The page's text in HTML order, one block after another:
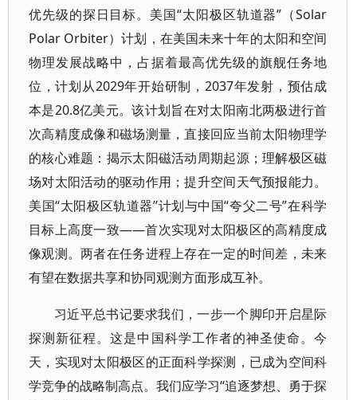
优先级的探日目标。美国“太阳极区轨道器”（Solar
Polar Orbiter）计划，在美国未来十年的太阳和空间
物理发展战略中，占据着最高优先级的旗舰任务地
位，计划从2029年开始研制，2037年发射，预估成
本是20.8亿美元。该计划旨在对太阳南北两极进行首
次高精度成像和磁场测量，直接回应当前太阳物理学
的核心难题：揭示太阳磁活动周期起源；理解极区磁
场对太阳活动的驱动作用；提升空间天气预报能力。
美国“太阳极区轨道器”计划与中国“夸父二号”在科学
目标上高度一致——首次实现对太阳极区的高精度成
像观测。两者在任务进程上存在一定的时间差，未来
有望在数据共享和协同观测方面形成互补。
习近平总书记要求我们，一步一个脚印开启星际
探测新征程。这是中国科学工作者的神圣使命。今
天，实现对太阳极区的正面科学探测，已成为空间科
学竞争的战略制高点。我们应学习“追逐梦想、勇于探